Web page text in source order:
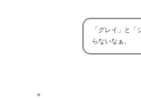
「グレイ」と
らないなぁ。